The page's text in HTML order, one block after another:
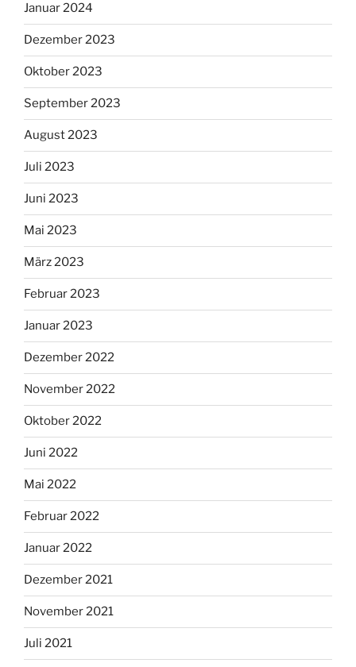
Januar 2024
Dezember 2023
Oktober 2023
September 2023
August 2023
Juli 2023
Juni 2023
Mai 2023
März 2023
Februar 2023
Januar 2023
Dezember 2022
November 2022
Oktober 2022
Juni 2022
Mai 2022
Februar 2022
Januar 2022
Dezember 2021
November 2021
Juli 2021